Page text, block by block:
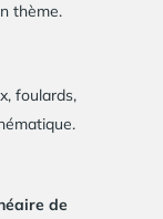
thème.
foulards,
de